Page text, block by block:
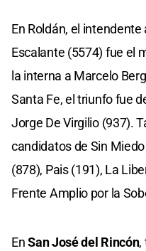
En Roldán, el intendente
Escalante (5574) fue el
la interna a Marcelo
Santa Fe, el triunfo fue
Jorge De Virgilio (937).
candidatos de Sin
(878), Pais (191), La
Frente Amplio por la
EnSan José del Rincón,